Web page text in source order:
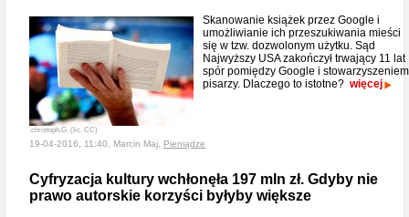
.christoph.G. (lic. CC)
Skanowanie książek przez Google i
umożliwianie ich przeszukiwania mieści
się w tzw. dozwolonym użytku. Sąd
Najwyższy USA zakończył trwający 11 lat
spór pomiędzy Google i stowarzyszeniem
pisarzy. Dlaczego to istotne? więcej
19-04-2016, 11:40, Marcin Maj, Pieniądze
Cyfryzacja kultury wchłonęła 197 mln zł. Gdyby nie
prawo autorskie korzyści byłyby większe